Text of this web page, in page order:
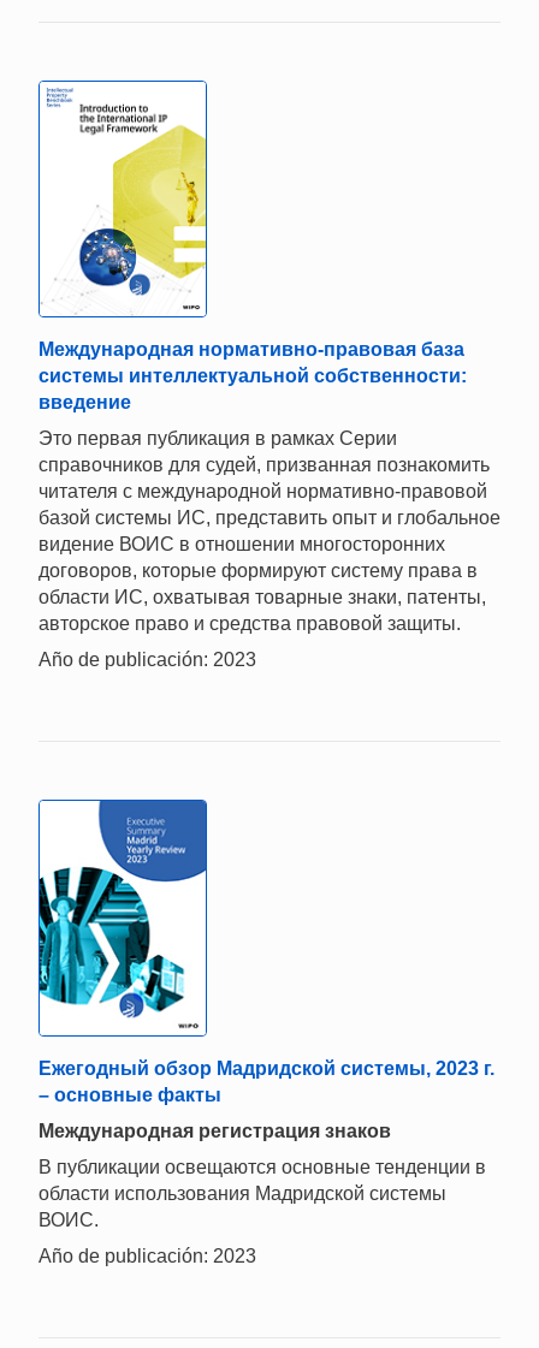
Международная нормативно-правовая база
системы интеллектуальной собственности:
введение
Это первая публикация в рамках Серии
справочников для судей, призванная познакомить
читателя с международной нормативно-правовой
базой системы ИС, представить опыт и глобальное
видение ВОИС в отношении многосторонних
договоров, которые формируют систему права в
области ИС, охватывая товарные знаки, патенты,
авторское право и средства правовой защиты.
Año de publicación: 2023
Ежегодный обзор Мадридской системы, 2023 г.
– основные факты
Международная регистрация знаков
В публикации освещаются основные тенденции в
области использования Мадридской системы
ВОИС.
Año de publicación: 2023